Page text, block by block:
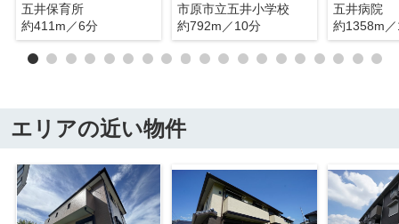
五井保育所
約411m／6分
市原市立五井小学校
約792m／10分
五井病院
約1358m
エリアの近い物件